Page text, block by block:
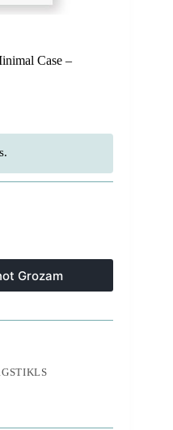
Case –
Grozam